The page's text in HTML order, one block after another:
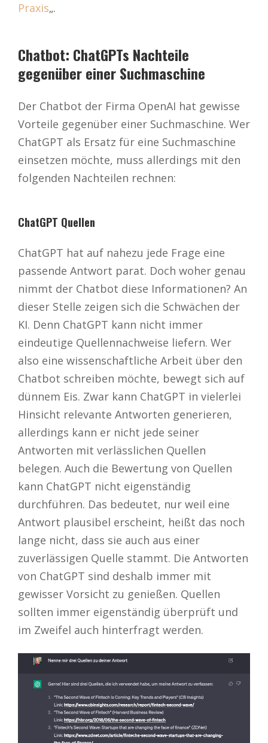
Praxis„.
Chatbot: ChatGPTs Nachteile
gegenüber einer Suchmaschine
Der Chatbot der Firma OpenAI hat gewisse
Vorteile gegenüber einer Suchmaschine. Wer
ChatGPT als Ersatz für eine Suchmaschine
einsetzen möchte, muss allerdings mit den
folgenden Nachteilen rechnen:
ChatGPT Quellen
ChatGPT hat auf nahezu jede Frage eine
passende Antwort parat. Doch woher genau
nimmt der Chatbot diese Informationen? An
dieser Stelle zeigen sich die Schwächen der
KI. Denn ChatGPT kann nicht immer
eindeutige Quellennachweise liefern. Wer
also eine wissenschaftliche Arbeit über den
Chatbot schreiben möchte, bewegt sich auf
dünnem Eis. Zwar kann ChatGPT in vielerlei
Hinsicht relevante Antworten generieren,
allerdings kann er nicht jede seiner
Antworten mit verlässlichen Quellen
belegen. Auch die Bewertung von Quellen
kann ChatGPT nicht eigenständig
durchführen. Das bedeutet, nur weil eine
Antwort plausibel erscheint, heißt das noch
lange nicht, dass sie auch aus einer
zuverlässigen Quelle stammt. Die Antworten
von ChatGPT sind deshalb immer mit
gewisser Vorsicht zu genießen. Quellen
sollten immer eigenständig überprüft und
im Zweifel auch hinterfragt werden.